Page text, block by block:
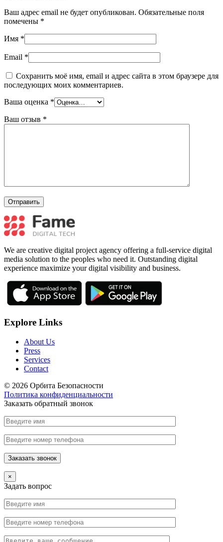
Ваш адрес email не будет опубликован. Обязательные поля
помечены *
Имя *
Email *
Сохранить моё имя, email и адрес сайта в этом браузере для
последующих моих комментариев.
Ваша оценка *
Ваш отзыв *
We are creative digital project agency offering a full-service digital
media solution to the peoples who need it. Outstanding digital
experience maximize your digital visibility and business.
Explore Links
About Us
Press
Services
Contact
© 2026 Орбита Безопасности
Политика конфиденциальности
Заказать обратный звонок
×
Задать вопрос